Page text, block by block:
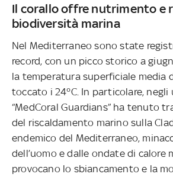
Il corallo offre nutrimento e
biodiversità marina
Nel Mediterraneo sono state
record, con un picco storico a
la temperatura superficiale media
toccato i 24°C. In particolare,
“MedCoral Guardians” ha tenuto
del riscaldamento marino sulla
endemico del Mediterraneo,
dell’uomo e dalle ondate di calore
provocano lo sbiancamento e la